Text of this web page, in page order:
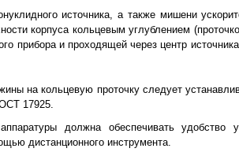
источника, а также мишени
корпуса кольцевым углублением
прибора и проходящей через центр
на кольцевую проточку следует
17925.
должна обеспечивать удобство
дистанционного инструмента.